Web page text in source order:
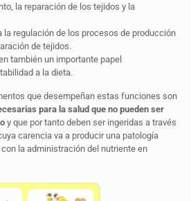
la reparación de los tejidos y la
la regulación de los procesos de producción
de tejidos.
también un importante papel
a la dieta.
que desempeñan estas funciones son
para la salud que no pueden ser
y que por tanto deben ser ingeridas a través
carencia va a producir una patología
la administración del nutriente en